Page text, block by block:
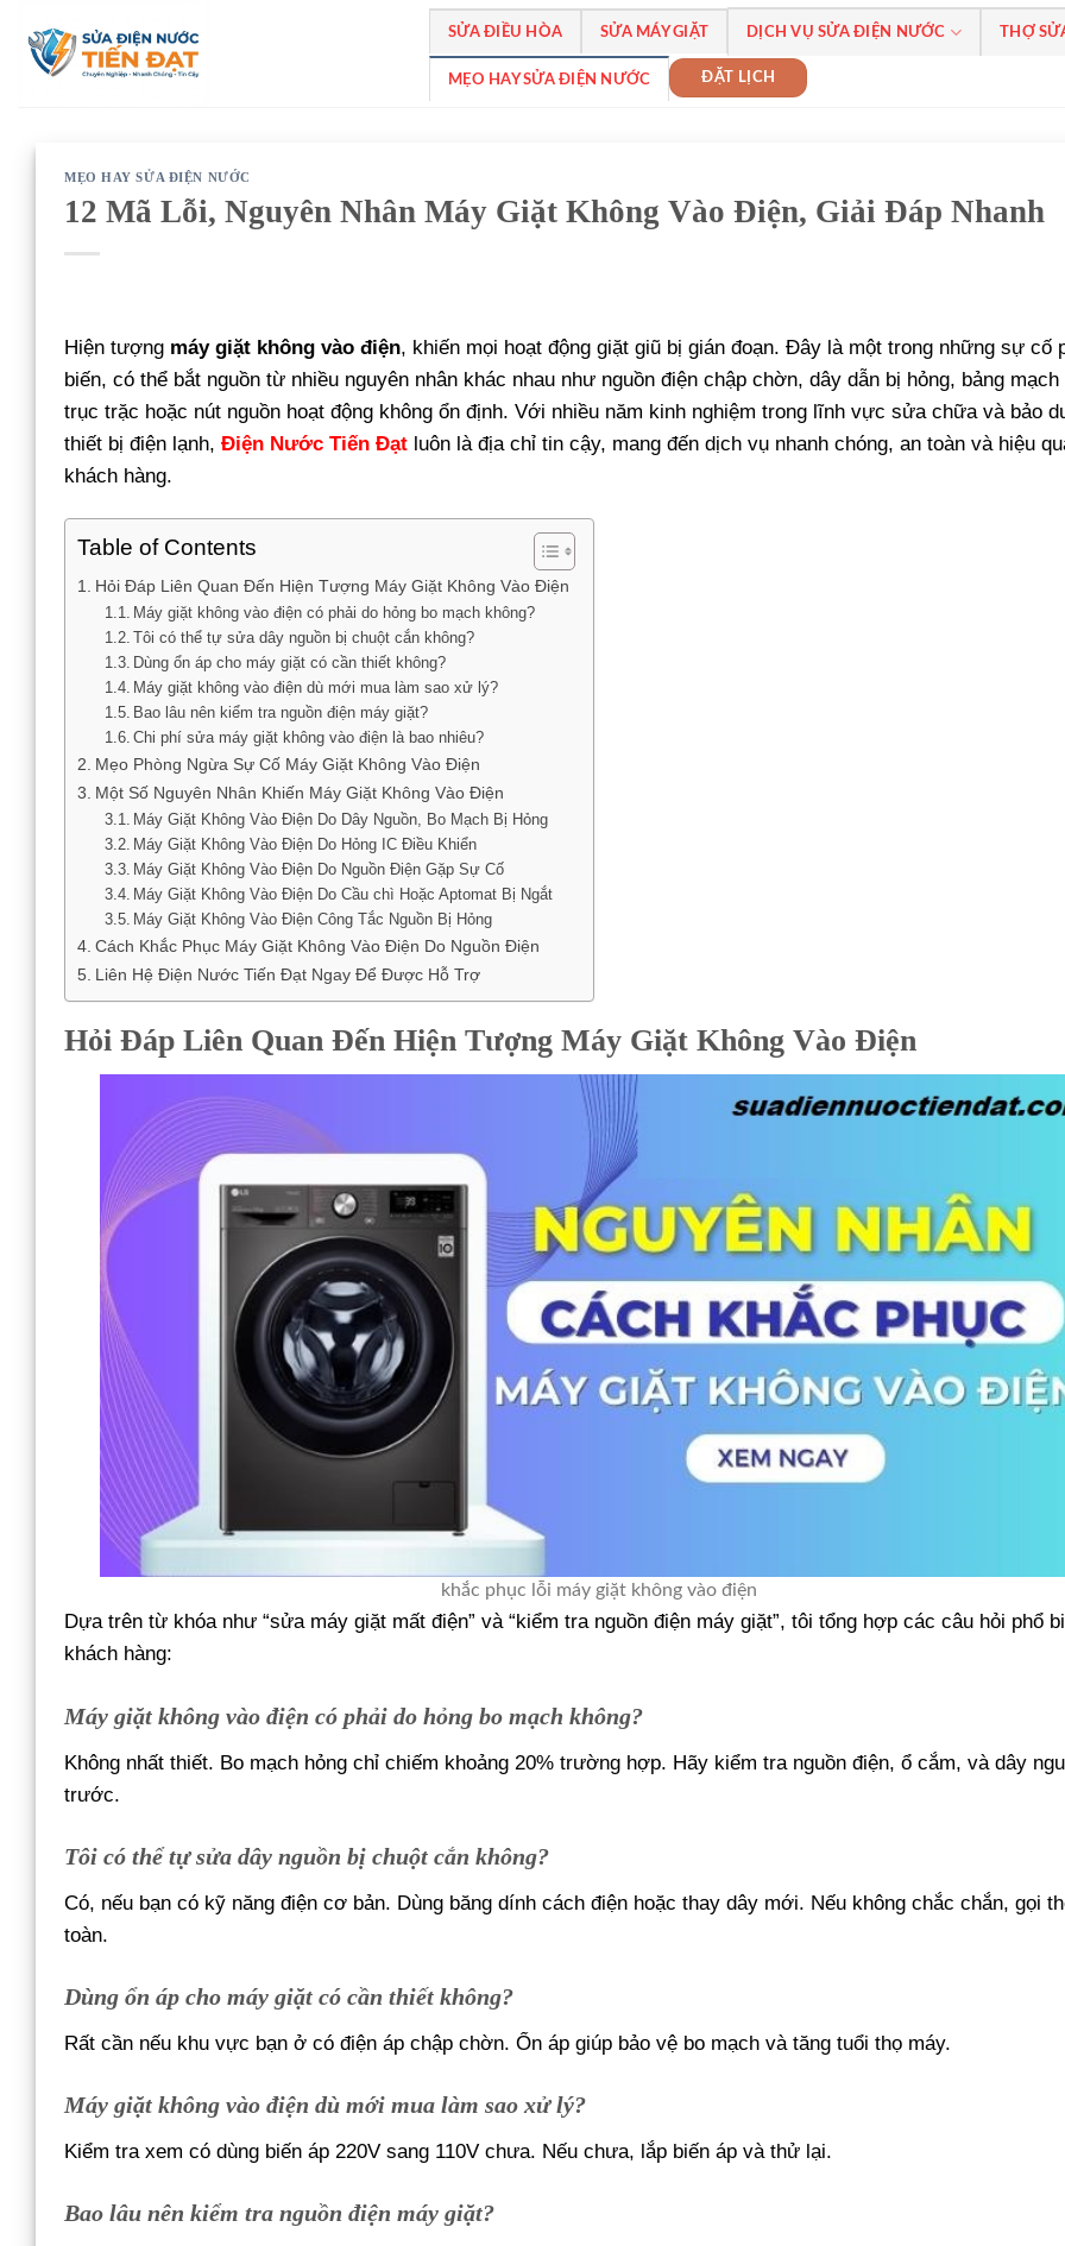
qua
SỬA ĐIỀU HÒA SỬA MÁY GIẶT DỊCH VỤ SỬA ĐIỆN NƯỚC THỢ
MẸO HAY SỬA ĐIỆN NƯỚC ĐẶT LỊCH
MẸO HAY SỬA ĐIỆN NƯỚC
12 Mã Lỗi, Nguyên Nhân Máy Giặt Không Vào Điện, Giải Đáp Nhanh
Hiện tượng máy giặt không vào điện, khiến mọi hoạt động giặt giũ bị gián đoạn. Đây là một trong những sự cố
biến, có thể bắt nguồn từ nhiều nguyên nhân khác nhau như nguồn điện chập chờn, dây dẫn bị hỏng, bảng mạch
trục trặc hoặc nút nguồn hoạt động không ổn định. Với nhiều năm kinh nghiệm trong lĩnh vực sửa chữa và bảo
thiết bị điện lạnh, Điện Nước Tiến Đạt luôn là địa chỉ tin cậy, mang đến dịch vụ nhanh chóng, an toàn và hiệu
khách hàng.
Table of Contents
Hỏi Đáp Liên Quan Đến Hiện Tượng Máy Giặt Không Vào Điện
Máy giặt không vào điện có phải do hỏng bo mạch không?
Tôi có thể tự sửa dây nguồn bị chuột cắn không?
Dùng ổn áp cho máy giặt có cần thiết không?
Máy giặt không vào điện dù mới mua làm sao xử lý?
Bao lâu nên kiểm tra nguồn điện máy giặt?
Chi phí sửa máy giặt không vào điện là bao nhiêu?
Mẹo Phòng Ngừa Sự Cố Máy Giặt Không Vào Điện
Một Số Nguyên Nhân Khiến Máy Giặt Không Vào Điện
Máy Giặt Không Vào Điện Do Dây Nguồn, Bo Mạch Bị Hỏng
Máy Giặt Không Vào Điện Do Hỏng IC Điều Khiển
Máy Giặt Không Vào Điện Do Nguồn Điện Gặp Sự Cố
Máy Giặt Không Vào Điện Do Cầu chì Hoặc Aptomat Bị Ngắt
Máy Giặt Không Vào Điện Công Tắc Nguồn Bị Hỏng
Cách Khắc Phục Máy Giặt Không Vào Điện Do Nguồn Điện
Liên Hệ Điện Nước Tiến Đạt Ngay Để Được Hỗ Trợ
Hỏi Đáp Liên Quan Đến Hiện Tượng Máy Giặt Không Vào Điện
khắc phục lỗi máy giặt không vào điện
Dựa trên từ khóa như “sửa máy giặt mất điện” và “kiểm tra nguồn điện máy giặt”, tôi tổng hợp các câu hỏi phổ
khách hàng:
Máy giặt không vào điện có phải do hỏng bo mạch không?
Không nhất thiết. Bo mạch hỏng chỉ chiếm khoảng 20% trường hợp. Hãy kiểm tra nguồn điện, ổ cắm, và dây
trước.
Tôi có thể tự sửa dây nguồn bị chuột cắn không?
Có, nếu bạn có kỹ năng điện cơ bản. Dùng băng dính cách điện hoặc thay dây mới. Nếu không chắc chắn, gọi
toàn.
Dùng ổn áp cho máy giặt có cần thiết không?
Rất cần nếu khu vực bạn ở có điện áp chập chờn. Ổn áp giúp bảo vệ bo mạch và tăng tuổi thọ máy.
Máy giặt không vào điện dù mới mua làm sao xử lý?
Kiểm tra xem có dùng biến áp 220V sang 110V chưa. Nếu chưa, lắp biến áp và thử lại.
Bao lâu nên kiểm tra nguồn điện máy giặt?